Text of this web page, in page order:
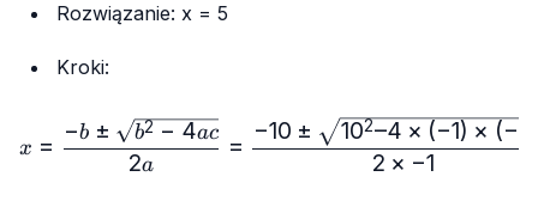
Rozwiązanie:x = 5
Kroki:
x = \frac{-b ± \sqrt{b² -
x =
2a
−b ± b2 −4ac =
2 × −1
−10 ± 102–4 × (−1) × (−